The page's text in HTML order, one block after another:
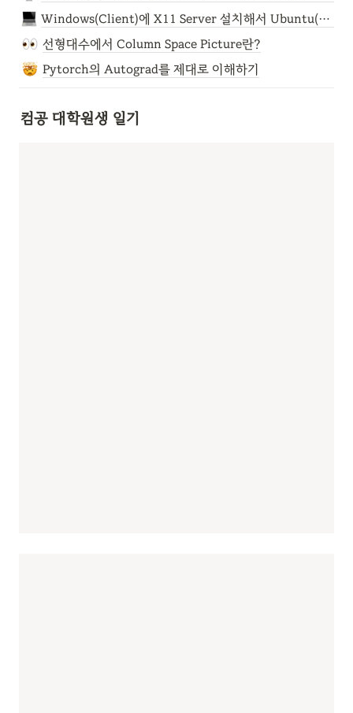
FileGram의 세 기둥
Windows(Client)에 X11 Server 설치해서 Ubuntu(Server)의 프로그램 셋팅하기
선형대수에서 Column Space Picture란?
Pytorch의 Autograd를 제대로 이해하기
컴공 대학원생 일기